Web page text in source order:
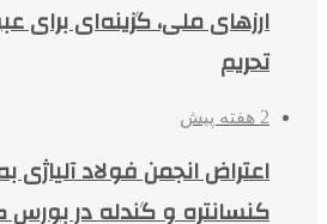
ارزهای ملی، گزینه‌ای برای
تحریم
2 هفته پیش
اعتراض انجمن فولاد
کنسانتره و گندله در بورس